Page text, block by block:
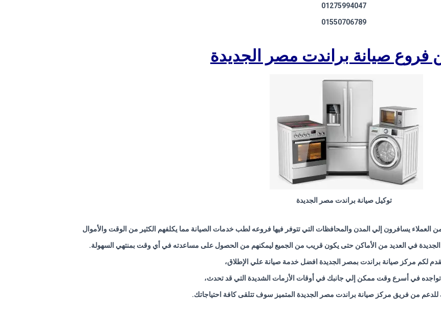
01275994047
01550706789
فروع صيانة براندت مصر الجديدة
توكيل صيانة براندت مصر الجديدة
العملاء يسافرون إلي المدن والمحافظات التي تتوفر فيها فروعه لطب خدمات الصيانة مما يكلفهم الكثير من الوقت والأموال
الجديدة في العديد من الأماكن حتى يكون قريب من الجميع ليمكنهم من الحصول على مساعدته في أي وقت بمنتهي السهولة.
لكم مركز صيانة براندت بمصر الجديدة افضل خدمة صيانة علي الإطلاق،
في أسرع وقت ممكن إلي جانبك في أوقات الأزمات الشديدة التي قد تحدث،
من فريق مركز صيانة براندت مصر الجديدة المتميز سوف تتلقى كافة احتياجاتك.